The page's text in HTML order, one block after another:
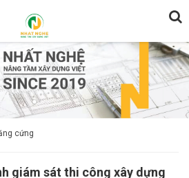
cứng
giám sát thi công xây dựng